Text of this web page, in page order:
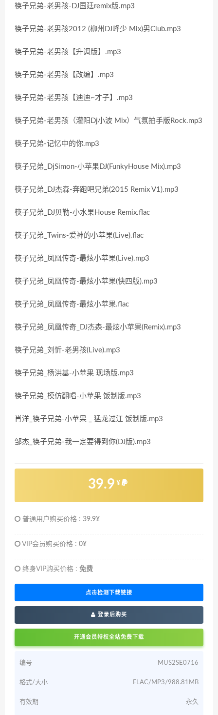
筷子兄弟-老男孩-DJ国廷remix版.mp3
筷子兄弟-老男孩2012 (柳州DJ峰少 Mix)男Club.mp3
筷子兄弟-老男孩【升调版】.mp3
筷子兄弟-老男孩【改编】.mp3
筷子兄弟-老男孩【迪迪~才子】.mp3
筷子兄弟-老男孩（灌阳Dj小波 Mix）气氛拍手版Rock.mp3
筷子兄弟-记忆中的你.mp3
筷子兄弟_DjSimon-小苹果DJ(FunkyHouse Mix).mp3
筷子兄弟_DJ杰森-奔跑吧兄弟(2015 Remix V1).mp3
筷子兄弟_DJ贝勒-小水果House Remix.flac
筷子兄弟_Twins-爱神的小苹果(Live).flac
筷子兄弟_凤凰传奇-最炫小苹果(Live).mp3
筷子兄弟_凤凰传奇-最炫小苹果(快四版).mp3
筷子兄弟_凤凰传奇-最炫小苹果.flac
筷子兄弟_凤凰传奇_DJ杰森-最炫小苹果(Remix).mp3
筷子兄弟_刘忻-老男孩(Live).mp3
筷子兄弟_杨洪基-小苹果 现场版.mp3
筷子兄弟_模仿翻唱-小苹果 饭制版.mp3
肖洋_筷子兄弟-小苹果 _ 猛龙过江 饭制版.mp3
邹杰_筷子兄弟-我一定要得到你(DJ版).mp3
39.9 ¥
普通用户购买价格 : 39.9¥
VIP会员购买价格 : 0¥
终身VIP购买价格 : 免费
点击检测下载链接
登录后购买
开通会员特权全站免费下载
编号 MUS2SE0716
格式/大小 FLAC/MP3/988.81MB
有效期 永久